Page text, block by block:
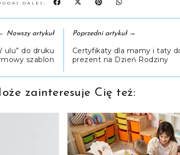
DALEJ:
Nowszy artykuł
ulu” do druku
szablon
Poprzedni artykuł→
Certyfikaty dla mamy i taty
prezent na Dzień Rodziny
zainteresuje Cię też: